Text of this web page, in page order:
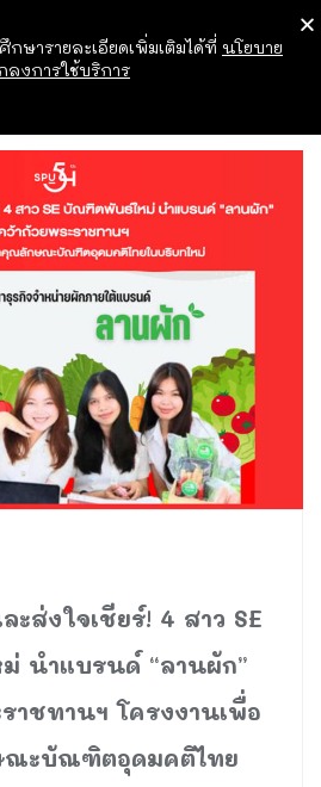
ะส่งใจเชียร์! 4 สาว SE
นำแบรนด์ “ลานผัก”
าชทานฯ โครงงานเพื่อ
ะบัณฑิตอุดมคติไทย
ษารายละเอียดเพิ่มเติมได้ที่ นโยบาย
ลงการใช้บริการ